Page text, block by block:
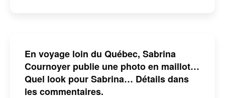
En voyage loin du Québec, Sabrina
Cournoyer publie une photo en maillot…
Quel look pour Sabrina… Détails dans
les commentaires.